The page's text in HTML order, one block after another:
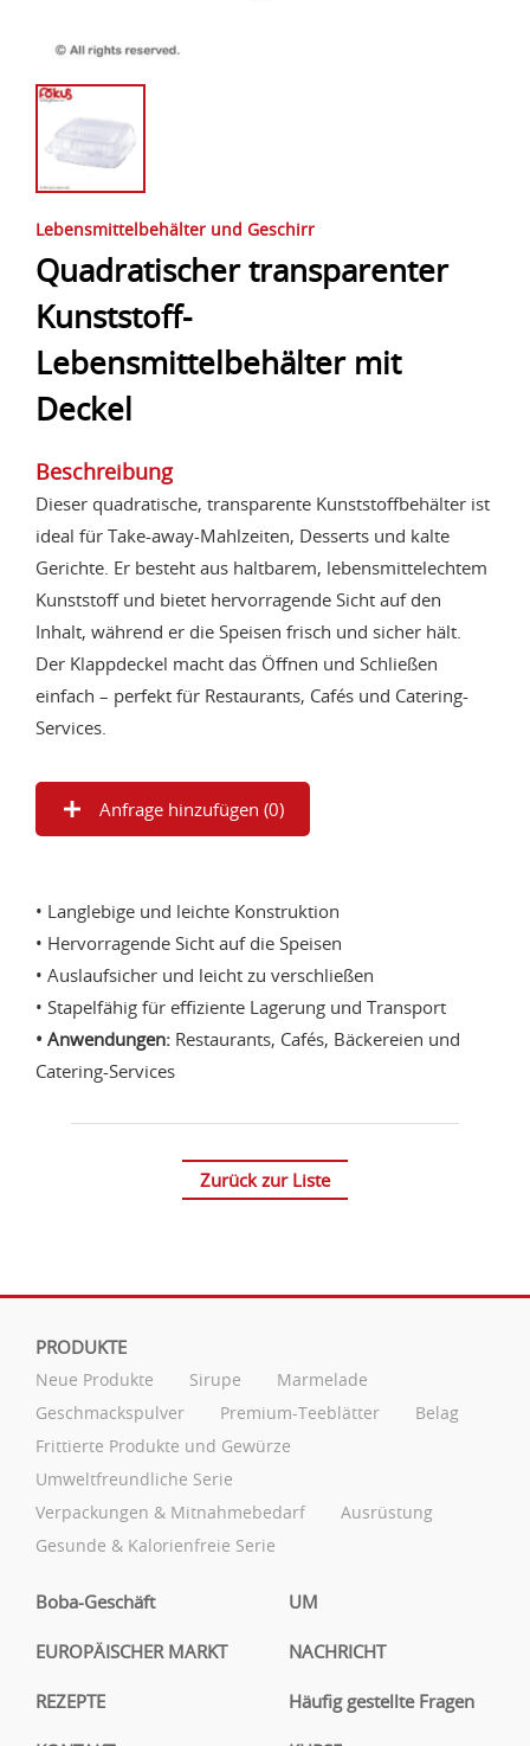
Lebensmittelbehälter und Geschirr
Quadratischer transparenter
Kunststoff-
Lebensmittelbehälter mit
Deckel
Beschreibung
Dieser quadratische, transparente Kunststoffbehälter ist
ideal für Take-away-Mahlzeiten, Desserts und kalte
Gerichte. Er besteht aus haltbarem, lebensmittelechtem
Kunststoff und bietet hervorragende Sicht auf den
Inhalt, während er die Speisen frisch und sicher hält.
Der Klappdeckel macht das Öffnen und Schließen
einfach – perfekt für Restaurants, Cafés und Catering-
Services.
Anfrage hinzufügen (0)
• Langlebige und leichte Konstruktion
• Hervorragende Sicht auf die Speisen
• Auslaufsicher und leicht zu verschließen
• Stapelfähig für effiziente Lagerung und Transport
• Anwendungen: Restaurants, Cafés, Bäckereien und
Catering-Services
Zurück zur Liste
PRODUKTE
Neue Produkte Sirupe
Marmelade
Geschmackspulver
Premium-Teeblätter
Belag
Frittierte Produkte und Gewürze
Umweltfreundliche Serie
Verpackungen & Mitnahmebedarf
Ausrüstung
Gesunde & Kalorienfreie Serie
Boba-Geschäft UM
EUROPÄISCHER MARKT NACHRICHT
REZEPTE Häufig gestellte Fragen